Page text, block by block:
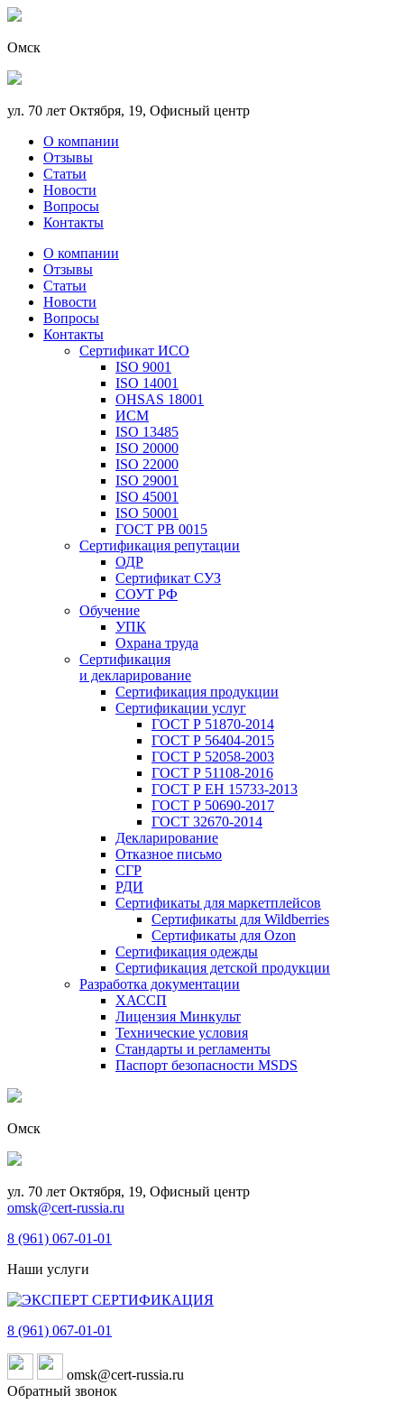
Омск
ул. 70 лет Октября, 19, Офисный центр
О компании
Отзывы
Статьи
Новости
Вопросы
Контакты
О компании
Отзывы
Статьи
Новости
Вопросы
Контакты
Сертификат ИСО
ISO 9001
ISO 14001
OHSAS 18001
ИСМ
ISO 13485
ISO 20000
ISO 22000
ISO 29001
ISO 45001
ISO 50001
ГОСТ РВ 0015
Сертификация репутации
ОДР
Сертификат СУЗ
СОУТ РФ
Обучение
УПК
Охрана труда
Сертификация
и декларирование
Сертификация продукции
Сертификации услуг
ГОСТ Р 51870-2014
ГОСТ Р 56404-2015
ГОСТ Р 52058-2003
ГОСТ Р 51108-2016
ГОСТ Р ЕН 15733-2013
ГОСТ Р 50690-2017
ГОСТ 32670-2014
Декларирование
Отказное письмо
СГР
РДИ
Сертификаты для маркетплейсов
Сертификаты для Wildberries
Сертификаты для Ozon
Сертификация одежды
Сертификация детской продукции
Разработка документации
ХАССП
Лицензия Минкульт
Технические условия
Стандарты и регламенты
Паспорт безопасности MSDS
Омск
ул. 70 лет Октября, 19, Офисный центр
omsk@cert-russia.ru
8 (961) 067-01-01
Наши услуги
8 (961) 067-01-01
omsk@cert-russia.ru
Обратный звонок